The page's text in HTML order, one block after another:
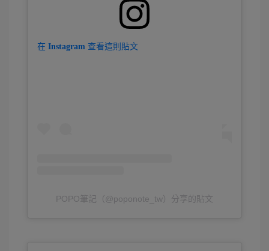
在 Instagram 查看這則貼文
POPO筆記（@poponote_tw）分享的貼文